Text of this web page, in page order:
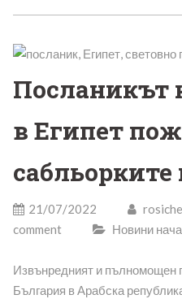
Посланикът
в Египет
21/07/2022
comment
Новини
Извънредният и пълномощен
България в Арабска